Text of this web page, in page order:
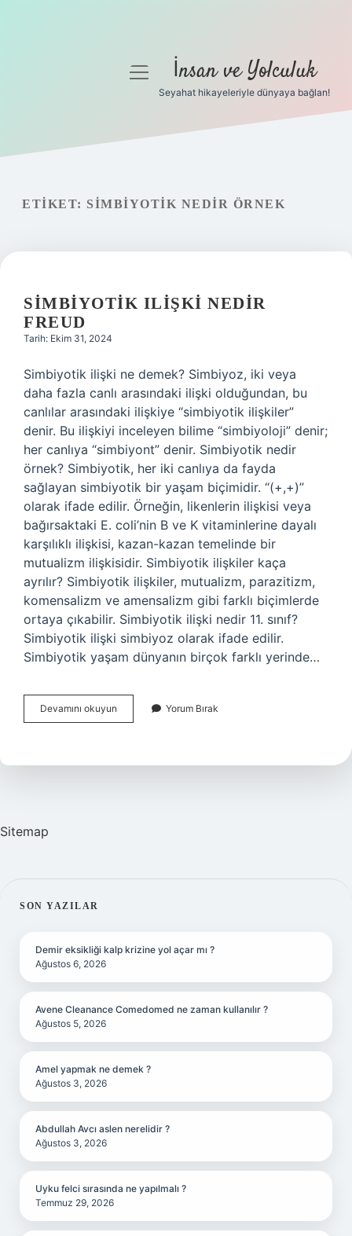
Gizlilik Politikası
menüyü İnsan ve Yolculuk
Seyahat hikayeleriyle dünyaya bağlan!
ETIKET: SIMBIYOTIK NEDIR ÖRNEK
SIMBIYOTIK ILIŞKI NEDIR
FREUD
Tarih: Ekim 31, 2024
Simbiyotik ilişki ne demek? Simbiyoz, iki veya
daha fazla canlı arasındaki ilişki olduğundan, bu
canlılar arasındaki ilişkiye “simbiyotik ilişkiler”
denir. Bu ilişkiyi inceleyen bilime “simbiyoloji” denir;
her canlıya “simbiyont” denir. Simbiyotik nedir
örnek? Simbiyotik, her iki canlıya da fayda
sağlayan simbiyotik bir yaşam biçimidir. “(+,+)”
olarak ifade edilir. Örneğin, likenlerin ilişkisi veya
bağırsaktaki E. coli’nin B ve K vitaminlerine dayalı
karşılıklı ilişkisi, kazan-kazan temelinde bir
mutualizm ilişkisidir. Simbiyotik ilişkiler kaça
ayrılır? Simbiyotik ilişkiler, mutualizm, parazitizm,
komensalizm ve amensalizm gibi farklı biçimlerde
ortaya çıkabilir. Simbiyotik ilişki nedir 11. sınıf?
Simbiyotik ilişki simbiyoz olarak ifade edilir.
Simbiyotik yaşam dünyanın birçok farklı yerinde…
Devamını okuyun Simbiyotik
Ilişki
Yorum Bırak
Sitemap
SIDEBAR
SON YAZILAR
Demir eksikliği kalp krizine yol açar mı ?
Ağustos 6, 2026
Avene Cleanance Comedomed ne zaman kullanılır ?
Ağustos 5, 2026
Amel yapmak ne demek ?
Ağustos 3, 2026
Abdullah Avcı aslen nerelidir ?
Ağustos 3, 2026
Uyku felci sırasında ne yapılmalı ?
Temmuz 29, 2026